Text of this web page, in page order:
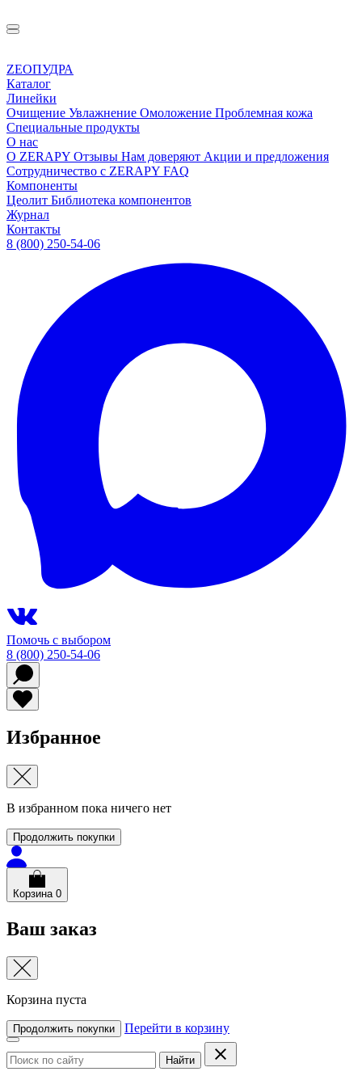
ZEOПУДРА
Каталог
Линейки
Очищение Увлажнение Омоложение Проблемная кожа
Специальные продукты
О нас
О ZERAPY Отзывы Нам доверяют Акции и предложения
Сотрудничество с ZERAPY FAQ
Компоненты
Цеолит Библиотека компонентов
Журнал
Контакты
8 (800) 250-54-06
Помочь с выбором
8 (800) 250-54-06
Избранное
В избранном пока ничего нет
Продолжить покупки
Корзина 0
Ваш заказ
Корзина пуста
Продолжить покупки Перейти в корзину
Найти